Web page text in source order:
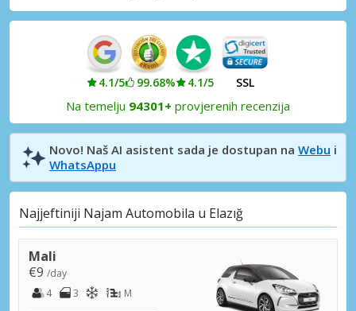
4.1/5 99.68% 4.1/5 SSL
Na temelju 94301+ provjerenih recenzija
Novo! Naš AI asistent sada je dostupan na Webu i
WhatsAppu
Najjeftiniji Najam Automobila u Elazığ
Mali
€9 /day
4
3 M